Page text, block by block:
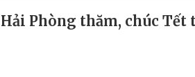
Phòng thăm, chúc Tết